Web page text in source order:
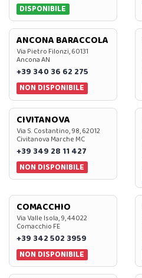
DISPONIBILE
ANCONA BARACCOLA
Via Pietro Filonzi, 60131
Ancona AN
+39 340 36 62 275
NON DISPONIBILE
CIVITANOVA
Via S. Costantino, 98, 62012
Civitanova Marche MC
+39 349 28 11 427
NON DISPONIBILE
COMACCHIO
Via Valle Isola, 9, 44022
Comacchio FE
+39 342 502 3959
NON DISPONIBILE